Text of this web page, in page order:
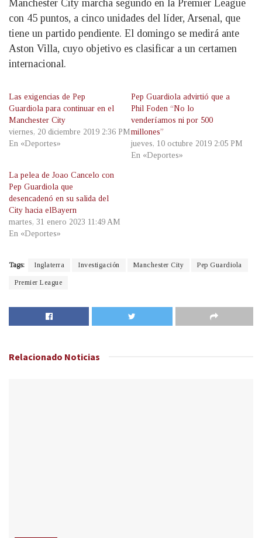
Manchester City marcha segundo en la Premier League
con 45 puntos, a cinco unidades del líder, Arsenal, que
tiene un partido pendiente. El domingo se medirá ante
Aston Villa, cuyo objetivo es clasificar a un certamen
internacional.
Las exigencias de Pep
Guardiola para continuar en el
Manchester City
viernes, 20 diciembre 2019 2:36 PM
En «Deportes»
Pep Guardiola advirtió que a
Phil Foden “No lo
venderíamos ni por 500
millones”
jueves, 10 octubre 2019 2:05 PM
En «Deportes»
La pelea de Joao Cancelo con
Pep Guardiola que
desencadenó en su salida del
City hacia elBayern
martes, 31 enero 2023 11:49 AM
En «Deportes»
Tags: Inglaterra Investigación Manchester City Pep Guardiola
Premier League
Relacionado Noticias